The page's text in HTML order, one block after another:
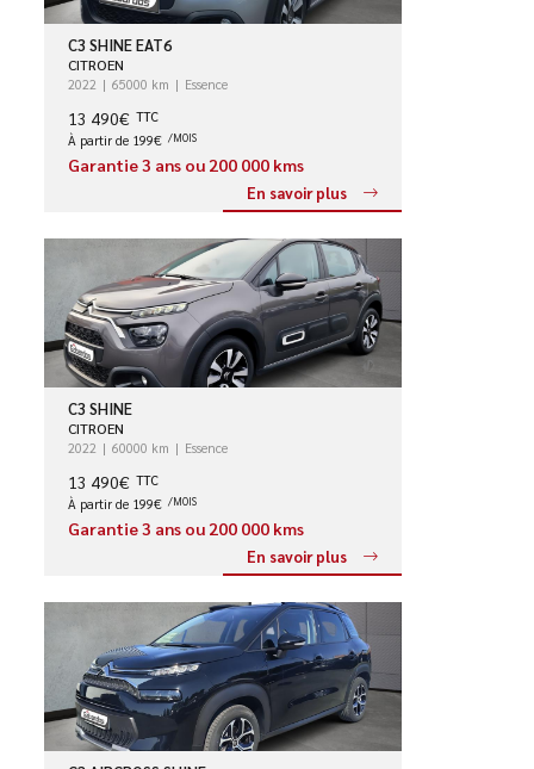
C3 SHINE EAT6
CITROEN
2022 65000 km Essence
13 490€ TTC
À partir de 199€ /MOIS
Garantie 3 ans ou 200 000 kms
En savoir plus
C3 SHINE
CITROEN
2022 60000 km Essence
13 490€ TTC
À partir de 199€ /MOIS
Garantie 3 ans ou 200 000 kms
En savoir plus